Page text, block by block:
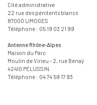
Cité administrative
22 rue des pénitents blancs
87000 LIMOGES
Téléphone : 05 19 03 21 99
Antenne Rhône-Alpes
Maison du Parc
Moulin de Virieu - 2, rue Benaÿ
42410 PÉLUSSIN
Téléphone : 04 74 59 17 93